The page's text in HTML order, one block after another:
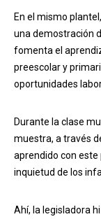
En el mismo
una demostración
fomenta el
preescolar y
oportunidades
Durante la clase
muestra, a través
aprendido con este
inquietud de los
Ahí, la legisladora